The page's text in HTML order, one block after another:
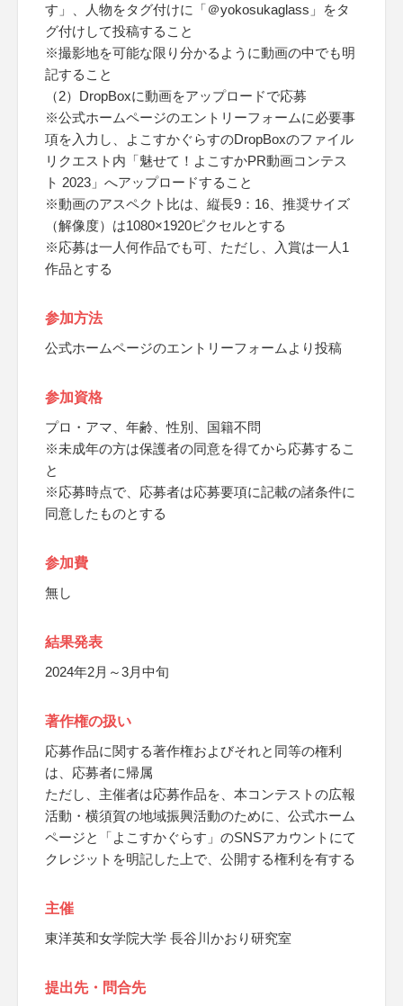
す」、人物をタグ付けに「＠yokosukaglass」をタ
グ付けして投稿すること
※撮影地を可能な限り分かるように動画の中でも明
記すること
（2）DropBoxに動画をアップロードで応募
※公式ホームページのエントリーフォームに必要事
項を入力し、よこすかぐらすのDropBoxのファイル
リクエスト内「魅せて！よこすかPR動画コンテス
ト 2023」へアップロードすること
※動画のアスペクト比は、縦長9：16、推奨サイズ
（解像度）は1080×1920ピクセルとする
※応募は一人何作品でも可、ただし、入賞は一人1
作品とする
参加方法
公式ホームページのエントリーフォームより投稿
参加資格
プロ・アマ、年齢、性別、国籍不問
※未成年の方は保護者の同意を得てから応募するこ
と
※応募時点で、応募者は応募要項に記載の諸条件に
同意したものとする
参加費
無し
結果発表
2024年2月～3月中旬
著作権の扱い
応募作品に関する著作権およびそれと同等の権利
は、応募者に帰属
ただし、主催者は応募作品を、本コンテストの広報
活動・横須賀の地域振興活動のために、公式ホーム
ページと「よこすかぐらす」のSNSアカウントにて
クレジットを明記した上で、公開する権利を有する
主催
東洋英和女学院大学 長谷川かおり研究室
提出先・問合先